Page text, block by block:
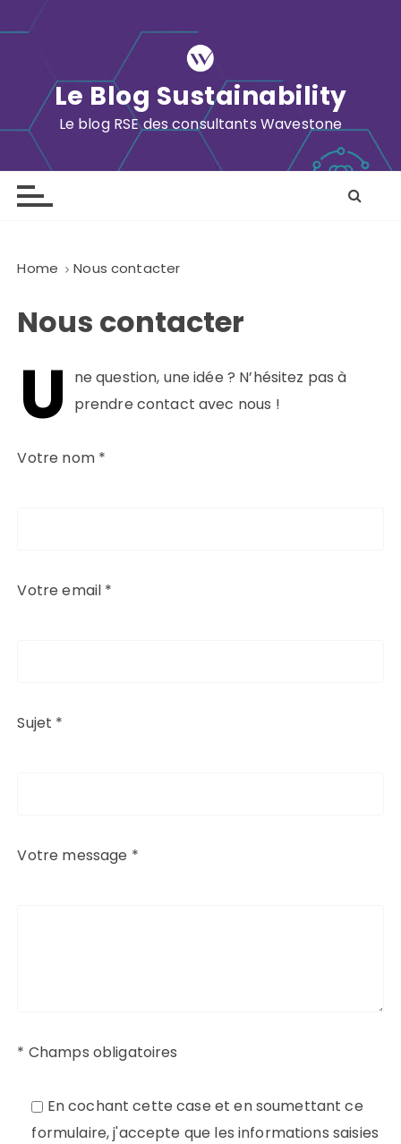
k
o
Le Blog Sustainability
Le blog RSE des consultants Wavestone
Home Nous contacter
Nous contacter
U
ne question, une idée ? N’hésitez pas à
prendre contact avec nous !
Votre nom *
Votre email *
Sujet *
Votre message *
* Champs obligatoires
En cochant cette case et en soumettant ce
formulaire, j'accepte que les informations saisies